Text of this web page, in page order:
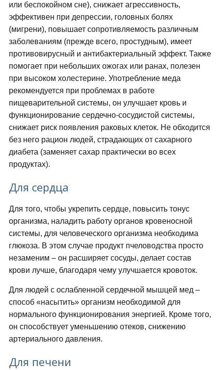
или беспокойном сне), снижает агрессивность,
эффективен при депрессии, головных болях
(мигрени), повышает сопротивляемость различным
заболеваниям (прежде всего, простудным), имеет
противовирусный и антибактериальный эффект. Также
помогает при небольших ожогах или ранах, полезен
при высоком холестерине. Употребление меда
рекомендуется при проблемах в работе
пищеварительной системы, он улучшает кровь и
функционирование сердечно-сосудистой системы,
снижает риск появления раковых клеток. Не обходится
без него рацион людей, страдающих от сахарного
диабета (заменяет сахар практически во всех
продуктах).
Для сердца
Для того, чтобы укрепить сердце, повысить тонус
организма, наладить работу органов кровеносной
системы, для человеческого организма необходима
глюкоза. В этом случае продукт пчеловодства просто
незаменим – он расширяет сосуды, делает состав
крови лучше, благодаря чему улучшается кровоток.
Для людей с ослабленной сердечной мышцей мед –
способ «насытить» организм необходимой для
нормального функционирования энергией. Кроме того,
он способствует уменьшению отеков, снижению
артериального давления.
Для печени